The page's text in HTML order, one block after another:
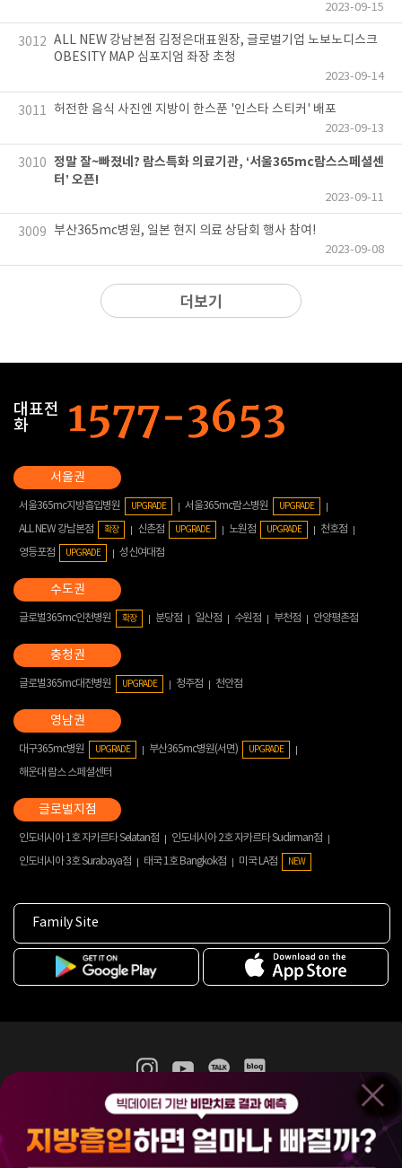
2023-09-15
3012 ALL NEW 강남본점 김정은대표원장, 글로벌기업 노보노디스크
OBESITY MAP 심포지엄 좌장 초청
2023-09-14
3011 허전한 음식 사진엔 지방이 한스푼 '인스타 스티커' 배포
2023-09-13
3010 정말 잘~빠졌네? 람스특화 의료기관, ‘서울365mc람스스페셜센
터’ 오픈!
2023-09-11
3009 부산365mc병원, 일본 현지 의료 상담회 행사 참여!
2023-09-08
더보기
대표전
화
서울365mc지방흡입병원 UPGRADE 서울365mc람스병원 UPGRADE
ALL NEW 강남본점 확장 신촌점 UPGRADE 노원점 UPGRADE
천호점
영등포점
UPGRADE 성신여대점
글로벌365mc인천병원 확장 분당점 일산점 수원점 부천점 안양평촌점
글로벌365mc대전병원 UPGRADE 청주점 천안점
대구365mc병원 UPGRADE 부산365mc병원(서면) UPGRADE
해운대 람스 스페셜센터
인도네시아 1호 자카르타 Selatan점
인도네시아 2호 자카르타 Sudirman점
인도네시아 3호 Surabaya점
태국 1호 Bangkok점 미국 LA점 NEW
Family Site
365mc 병·의원 이용약관
홈페이지 이용약관
비급여진료수가
(주)365mcㅣ서울특별시 서초구 서초대로52길 7, 3~4층(서초동, 제일빌딩)